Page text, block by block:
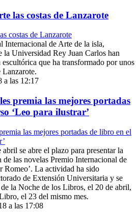
las costas de Lanzarote
Internacional de Arte de la isla,
la Universidad Rey Juan Carlos han
que ha transformado por unos
Lanzarote.
a las 12:17
premia las mejores portadas
‘Leo para ilustrar’
se abre el plazo para presentar la
las novelas Premio Internacional de
Romeo’. La actividad ha sido
de Extensión Universitaria y se
la Noche de los Libros, el 20 de abril,
el 23 del mismo mes.
a las 17:08